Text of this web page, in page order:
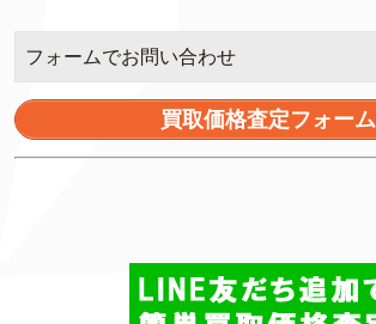
フォームでお問い合わせ
買取価格査定フォーム